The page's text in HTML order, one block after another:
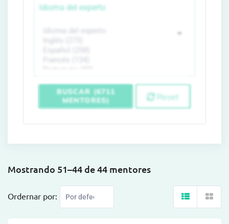
Idioma del experto
BUSCAR (6711
MENTORES)
Reset
Mostrando 51–44 de 44 mentores
Ordernar por: